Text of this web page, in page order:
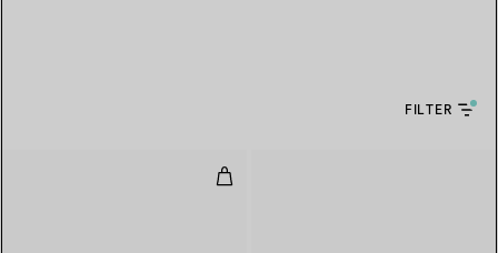
FILTER
Zweireihiger Ring in Platin mit